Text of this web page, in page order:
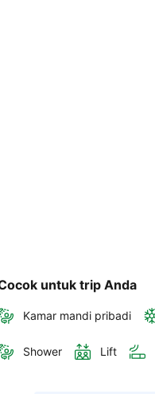
untuk trip Anda
Kamar mandi pribadi
Shower Lift